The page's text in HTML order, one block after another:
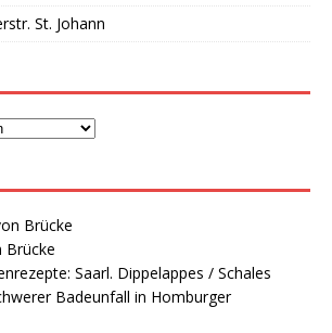
St. Johann
Brücke
Brücke
Saarl. Dippelappes / Schales
Badeunfall in Homburger